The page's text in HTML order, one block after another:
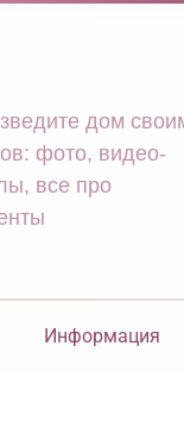
дом
фото, видео-
все про
Информация